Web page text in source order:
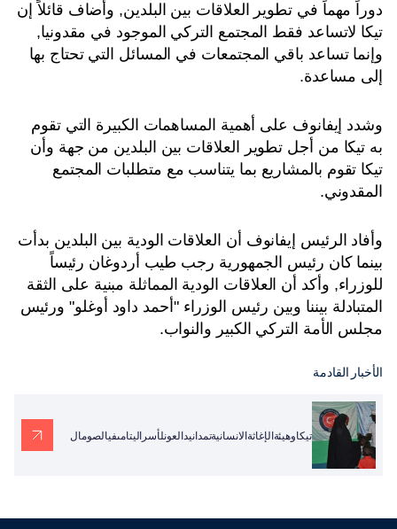
دوراً مهماً في تطوير العلاقات بين البلدين, وأضاف قائلاً إن
تيكا لاتساعد فقط المجتمع التركي الموجود في مقدونيا,
وإنما تساعد باقي المجتمعات في المسائل التي تحتاج بها
إلى مساعدة.
وشدد إيفانوف على أهمية المساهمات الكبيرة التي تقوم
به تيكا من أجل تطوير العلاقات بين البلدين من جهة وأن
تيكا تقوم بالمشاريع بما يتناسب مع متطلبات المجتمع
المقدوني.
وأفاد الرئيس إيفانوف أن العلاقات الودية بين البلدين بدأت
بينما كان رئيس الجمهورية رجب طيب أردوغان رئيساً
للوزراء, وأكد أن العلاقات الودية المماثلة مبنية على الثقة
المتبادلة بيننا وبين رئيس الوزراء "أحمد داود أوغلو" ورئيس
مجلس الأمة التركي الكبير والنواب.
الأخبار القادمة
تيكاوهيئةالإغاثةالانسانيةتمدانيدالعونلأسراليتامىفيالصومال